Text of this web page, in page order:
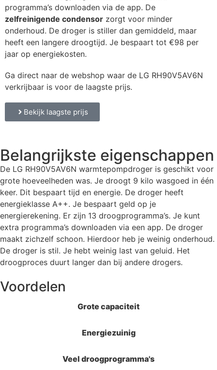
programma’s downloaden via de app. De
zelfreinigende condensor zorgt voor minder
onderhoud. De droger is stiller dan gemiddeld, maar
heeft een langere droogtijd. Je bespaart tot €98 per
jaar op energiekosten.
Ga direct naar de webshop waar de LG RH90V5AV6N
verkrijbaar is voor de laagste prijs.
Bekijk laagste prijs
Belangrijkste eigenschappen
De LG RH90V5AV6N warmtepompdroger is geschikt voor
grote hoeveelheden was. Je droogt 9 kilo wasgoed in één
keer. Dit bespaart tijd en energie. De droger heeft
energieklasse A++. Je bespaart geld op je
energierekening. Er zijn 13 droogprogramma’s. Je kunt
extra programma’s downloaden via een app. De droger
maakt zichzelf schoon. Hierdoor heb je weinig onderhoud.
De droger is stil. Je hebt weinig last van geluid. Het
droogproces duurt langer dan bij andere drogers.
Voordelen
Grote capaciteit
Energiezuinig
Veel droogprogramma's